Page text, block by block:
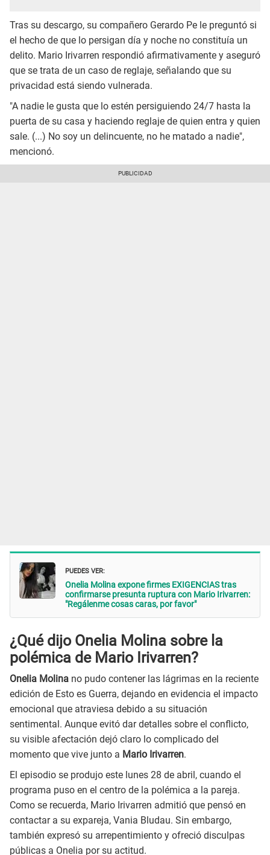
Tras su descargo, su compañero Gerardo Pe le preguntó si
el hecho de que lo persigan día y noche no constituía un
delito. Mario Irivarren respondió afirmativamente y aseguró
que se trata de un caso de reglaje, señalando que su
privacidad está siendo vulnerada.
"A nadie le gusta que lo estén persiguiendo 24/7 hasta la
puerta de su casa y haciendo reglaje de quien entra y quien
sale. (...) No soy un delincuente, no he matado a nadie",
mencionó.
PUEDES VER:
Onelia Molina expone firmes EXIGENCIAS tras
confirmarse presunta ruptura con Mario Irivarren:
"Regálenme cosas caras, por favor"
¿Qué dijo Onelia Molina sobre la
polémica de Mario Irivarren?
Onelia Molina no pudo contener las lágrimas en la reciente
edición de Esto es Guerra, dejando en evidencia el impacto
emocional que atraviesa debido a su situación
sentimental. Aunque evitó dar detalles sobre el conflicto,
su visible afectación dejó claro lo complicado del
momento que vive junto a Mario Irivarren.
El episodio se produjo este lunes 28 de abril, cuando el
programa puso en el centro de la polémica a la pareja.
Como se recuerda, Mario Irivarren admitió que pensó en
contactar a su expareja, Vania Bludau. Sin embargo,
también expresó su arrepentimiento y ofreció disculpas
públicas a Onelia por su actitud.